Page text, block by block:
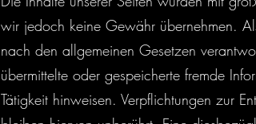
wir jedoch keine Gewähr übernehmen.
nach den allgemeinen Gesetzen
übermittelte oder gespeicherte fremde
Tätigkeit hinweisen. Verpflichtungen zur